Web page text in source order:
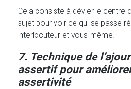
Cela consiste à dévier le centre
sujet pour voir ce qui se passe
interlocuteur et vous-même.
7. Technique de
assertif pour
assertivité